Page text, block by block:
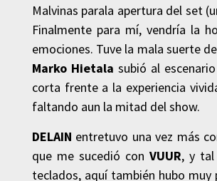
Malvinas parala apertura del set
Finalmente para mí, vendría la
emociones. Tuve la mala suerte
Marko Hietala subió al
corta frente a la experiencia
faltando aun la mitad del show.
DELAIN entretuvo una vez más
que me sucedió conVUUR, y tal
teclados, aquí también hubo